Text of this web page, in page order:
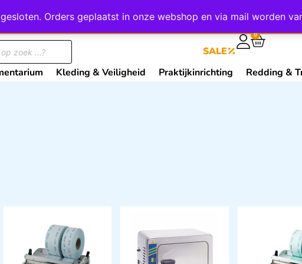
Orders geplaatst in onze webshop en via mail worden
Mijn
SALE
0
Kleding & Veiligheid Praktijkinrichting Redding &